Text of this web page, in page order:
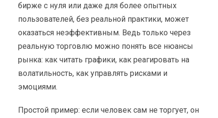
бирже с нуля или даже для более опытных
пользователей, без реальной практики, может
оказаться неэффективным. Ведь только через
реальную торговлю можно понять все нюансы
рынка: как читать графики, как реагировать на
волатильность, как управлять рисками и
эмоциями.
Простой пример: если человек сам не торгует, он